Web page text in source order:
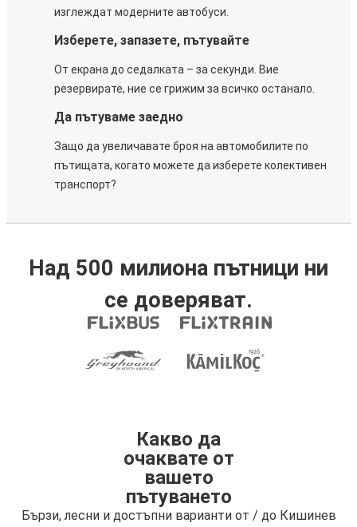
изглеждат модерните автобуси.
Изберете, запазете, пътувайте
От екрана до седалката – за секунди. Вие
резервирате, ние се грижим за всичко останало.
Да пътуваме заедно
Защо да увеличавате броя на автомобилите по
пътищата, когато можете да изберете колективен
транспорт?
Над 500 милиона пътници ни
се доверяват.
Какво да
очаквате от
вашето
пътуването
Бързи, лесни и достъпни варианти от / до Кишинев